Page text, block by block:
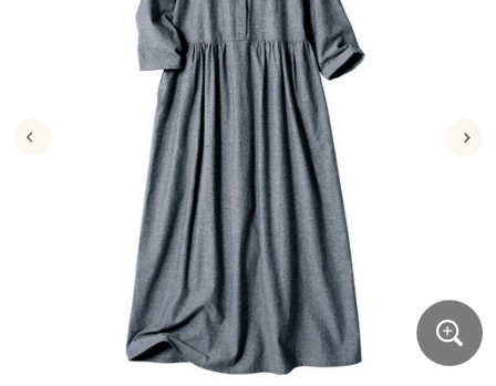
キッチン・雑貨・日用品
カーテン・ラグ・ファブリック
美容・健康通販すべて
美容・健康・サプリメント
制服・スクール
制服・スクールすべて
ジュニア・ティーンズ下着
大きいサイズ通販すべて
大きいサイズ レディース服
大きいサイズ レディース下着
大きいサイズ メンズ
バーゲンセール
シークレットセール
商品カテゴリ一覧
カーテン・ラグ・ファブリック
美容・健康・サプリメント
制服・スクールすべて
ジュニア・ティーンズ下着
大きいサイズ通販すべて
大きいサイズ レディース服
大きいサイズ レディース下着
大きいサイズ メンズ
大きいサイズ 事務・制服
シークレットセール
商品カテゴリ一覧
カタログ・チラシからのご注文